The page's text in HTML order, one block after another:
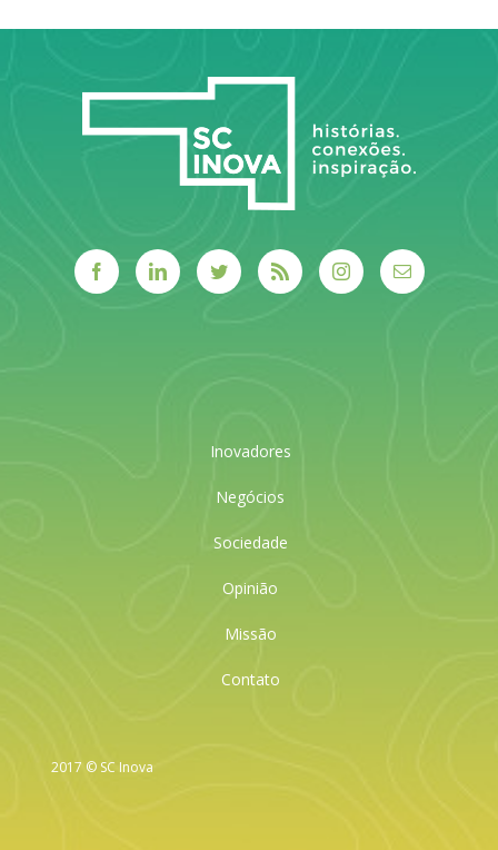
Inovadores
Negócios
Sociedade
Opinião
Missão
Contato
2017 © SC Inova